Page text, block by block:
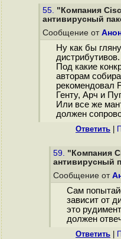
55. "Компания
антивирусный
Сообщение от
Ну как бы
дистрибутивов.
Под какие
авторам
рекомендовал
Генту, Арч и
Или все же
должен
Ответить
59. "Компания
антивирусный
Сообщение от
Сам
зависит от
это
должен
Ответить